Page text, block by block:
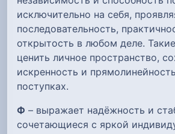
исключительно на себя,
последовательность,
открытость в любом деле.
ценить личное пространство,
искренность и
поступках.
Ф – выражает надёжность и
сочетающиеся с яркой